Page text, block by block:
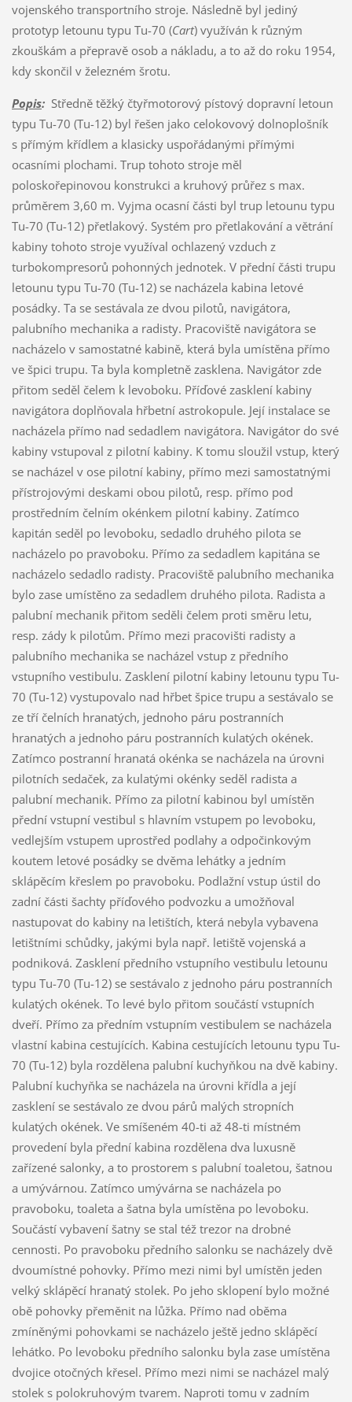
vojenského transportního stroje. Následně byl jediný
prototyp letounu typu Tu-70 (Cart) využíván k různým
zkouškám a přepravě osob a nákladu, a to až do roku 1954,
kdy skončil v železném šrotu.
Popis:Středně těžký čtyřmotorový pístový dopravní letoun
typu Tu-70 (Tu-12) byl řešen jako celokovový dolnoplošník
s přímým křídlem a klasicky uspořádanými přímými
ocasními plochami. Trup tohoto stroje měl
poloskořepinovou konstrukci a kruhový průřez s max.
průměrem 3,60 m. Vyjma ocasní části byl trup letounu typu
Tu-70 (Tu-12) přetlakový. Systém pro přetlakování a větrání
kabiny tohoto stroje využíval ochlazený vzduch z
turbokompresorů pohonných jednotek. V přední části trupu
letounu typu Tu-70 (Tu-12) se nacházela kabina letové
posádky. Ta se sestávala ze dvou pilotů, navigátora,
palubního mechanika a radisty. Pracoviště navigátora se
nacházelo v samostatné kabině, která byla umístěna přímo
ve špici trupu. Ta byla kompletně zasklena. Navigátor zde
přitom seděl čelem k levoboku. Příďové zasklení kabiny
navigátora doplňovala hřbetní astrokopule. Její instalace se
nacházela přímo nad sedadlem navigátora. Navigátor do své
kabiny vstupoval z pilotní kabiny. K tomu sloužil vstup, který
se nacházel v ose pilotní kabiny, přímo mezi samostatnými
přístrojovými deskami obou pilotů, resp. přímo pod
prostředním čelním okénkem pilotní kabiny. Zatímco
kapitán seděl po levoboku, sedadlo druhého pilota se
nacházelo po pravoboku. Přímo za sedadlem kapitána se
nacházelo sedadlo radisty. Pracoviště palubního mechanika
bylo zase umístěno za sedadlem druhého pilota. Radista a
palubní mechanik přitom seděli čelem proti směru letu,
resp. zády k pilotům. Přímo mezi pracovišti radisty a
palubního mechanika se nacházel vstup z předního
vstupního vestibulu. Zasklení pilotní kabiny letounu typu Tu-
70 (Tu-12) vystupovalo nad hřbet špice trupu a sestávalo se
ze tří čelních hranatých, jednoho páru postranních
hranatých a jednoho páru postranních kulatých okének.
Zatímco postranní hranatá okénka se nacházela na úrovni
pilotních sedaček, za kulatými okénky seděl radista a
palubní mechanik. Přímo za pilotní kabinou byl umístěn
přední vstupní vestibul s hlavním vstupem po levoboku,
vedlejším vstupem uprostřed podlahy a odpočinkovým
koutem letové posádky se dvěma lehátky a jedním
sklápěcím křeslem po pravoboku. Podlažní vstup ústil do
zadní části šachty příďového podvozku a umožňoval
nastupovat do kabiny na letištích, která nebyla vybavena
letištními schůdky, jakými byla např. letiště vojenská a
podniková. Zasklení předního vstupního vestibulu letounu
typu Tu-70 (Tu-12) se sestávalo z jednoho páru postranních
kulatých okének. To levé bylo přitom součástí vstupních
dveří. Přímo za předním vstupním vestibulem se nacházela
vlastní kabina cestujících. Kabina cestujících letounu typu Tu-
70 (Tu-12) byla rozdělena palubní kuchyňkou na dvě kabiny.
Palubní kuchyňka se nacházela na úrovni křídla a její
zasklení se sestávalo ze dvou párů malých stropních
kulatých okének. Ve smíšeném 40-ti až 48-ti místném
provedení byla přední kabina rozdělena dva luxusně
zařízené salonky, a to prostorem s palubní toaletou, šatnou
a umývárnou. Zatímco umývárna se nacházela po
pravoboku, toaleta a šatna byla umístěna po levoboku.
Součástí vybavení šatny se stal též trezor na drobné
cennosti. Po pravoboku předního salonku se nacházely dvě
dvoumístné pohovky. Přímo mezi nimi byl umístěn jeden
velký sklápěcí hranatý stolek. Po jeho sklopení bylo možné
obě pohovky přeměnit na lůžka. Přímo nad oběma
zmíněnými pohovkami se nacházelo ještě jedno sklápěcí
lehátko. Po levoboku předního salonku byla zase umístěna
dvojice otočných křesel. Přímo mezi nimi se nacházel malý
stolek s polokruhovým tvarem. Naproti tomu v zadním